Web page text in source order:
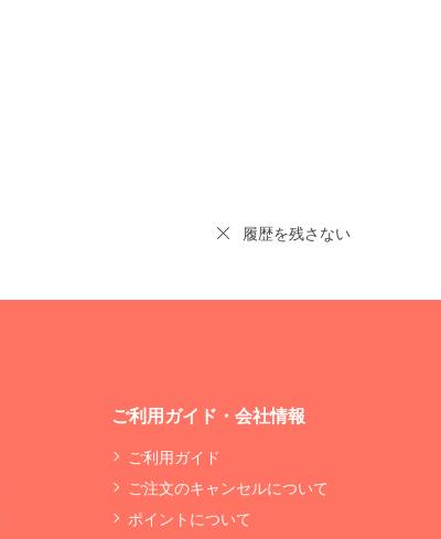
履歴を残さない
ご利用ガイド・会社情報
ご利用ガイド
ご注文のキャンセルについて
ポイントについて